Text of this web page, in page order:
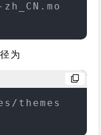
为
themes